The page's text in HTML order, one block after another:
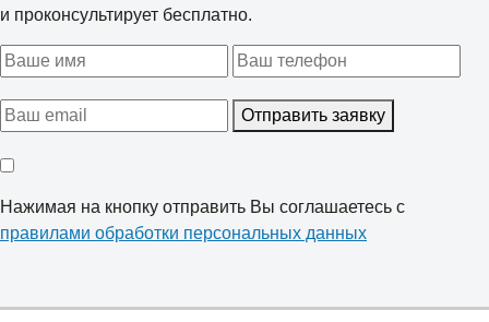
и проконсультирует бесплатно.
Отправить заявку
Нажимая на кнопку отправить Вы соглашаетесь с
правилами обработки персональных данных